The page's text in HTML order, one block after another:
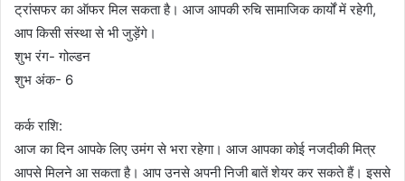
ट्रांसफर का ऑफर मिल सकता है। आज आपकी रुचि सामाजिक कार्यों में रहेगी,
आप किसी संस्था से भी जुड़ेंगे।
शुभ रंग- गोल्डन
शुभ अंक- 6
कर्क राशि:
आज का दिन आपके लिए उमंग से भरा रहेगा। आज आपका कोई नजदीकी मित्र
आपसे मिलने आ सकता है। आप उनसे अपनी निजी बातें शेयर कर सकते हैं। इससे